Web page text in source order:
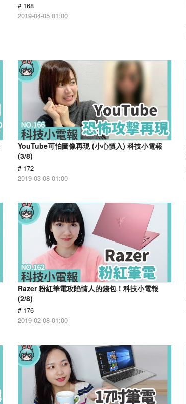
# 168
2019-04-05 01:00
YouTube可怕圖像再現 (小心慎入) 科技小電報
(3/8)
# 172
2019-03-08 01:00
Razer 粉紅筆電攻陷情人的錢包！科技小電報
(2/8)
# 176
2019-02-08 01:00